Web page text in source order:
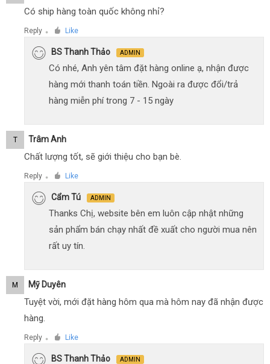
Có ship hàng toàn quốc không nhỉ?
Reply ● Like
BS Thanh Thảo ADMIN
Có nhé, Anh yên tâm đặt hàng online ạ, nhận được
hàng mới thanh toán tiền. Ngoài ra được đổi/trả
hàng miễn phí trong 7 - 15 ngày
T Trâm Anh
Chất lượng tốt, sẽ giới thiệu cho bạn bè.
Reply ● Like
Cẩm Tú ADMIN
Thanks Chị, website bên em luôn cập nhật những
sản phẩm bán chạy nhất đề xuất cho người mua nên
rất uy tín.
M Mỹ Duyên
Tuyệt vời, mới đặt hàng hôm qua mà hôm nay đã nhận được
hàng.
Reply ● Like
BS Thanh Thảo ADMIN